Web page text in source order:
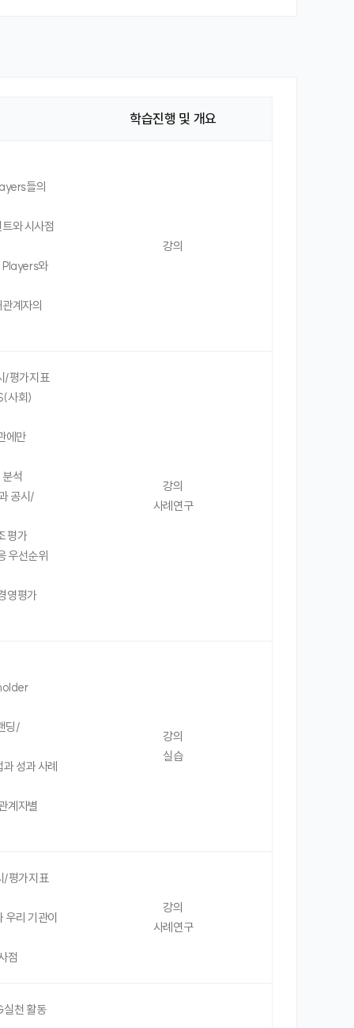
학습진행 및 개요
들의
와 시사점
Players와
계자의
강의
/평가지표
사회)
에만
석
공시/
평가
우선순위
영평가
강의
사례연구
딩/
성과 사례
계자별
강의
실습
/평가지표
우리 기관이
점
강의
사례연구
실천 활동